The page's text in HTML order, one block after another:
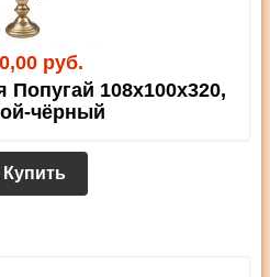
руб.
108х100х320,
чёрный
Купить